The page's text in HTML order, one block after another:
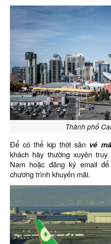
Thành phố
Để có thể kịp thời săn vé
khách hãy thường xuyên
Nam hoặc đăng ký email
chương trình khuyến mãi.